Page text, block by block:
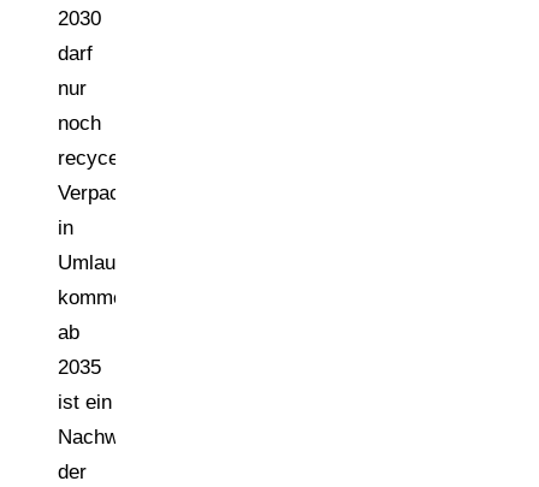
2030
darf
nur
noch
recycelbare
Verpackung
in
Umlauf
kommen;
ab
2035
ist ein
Nachweis
der